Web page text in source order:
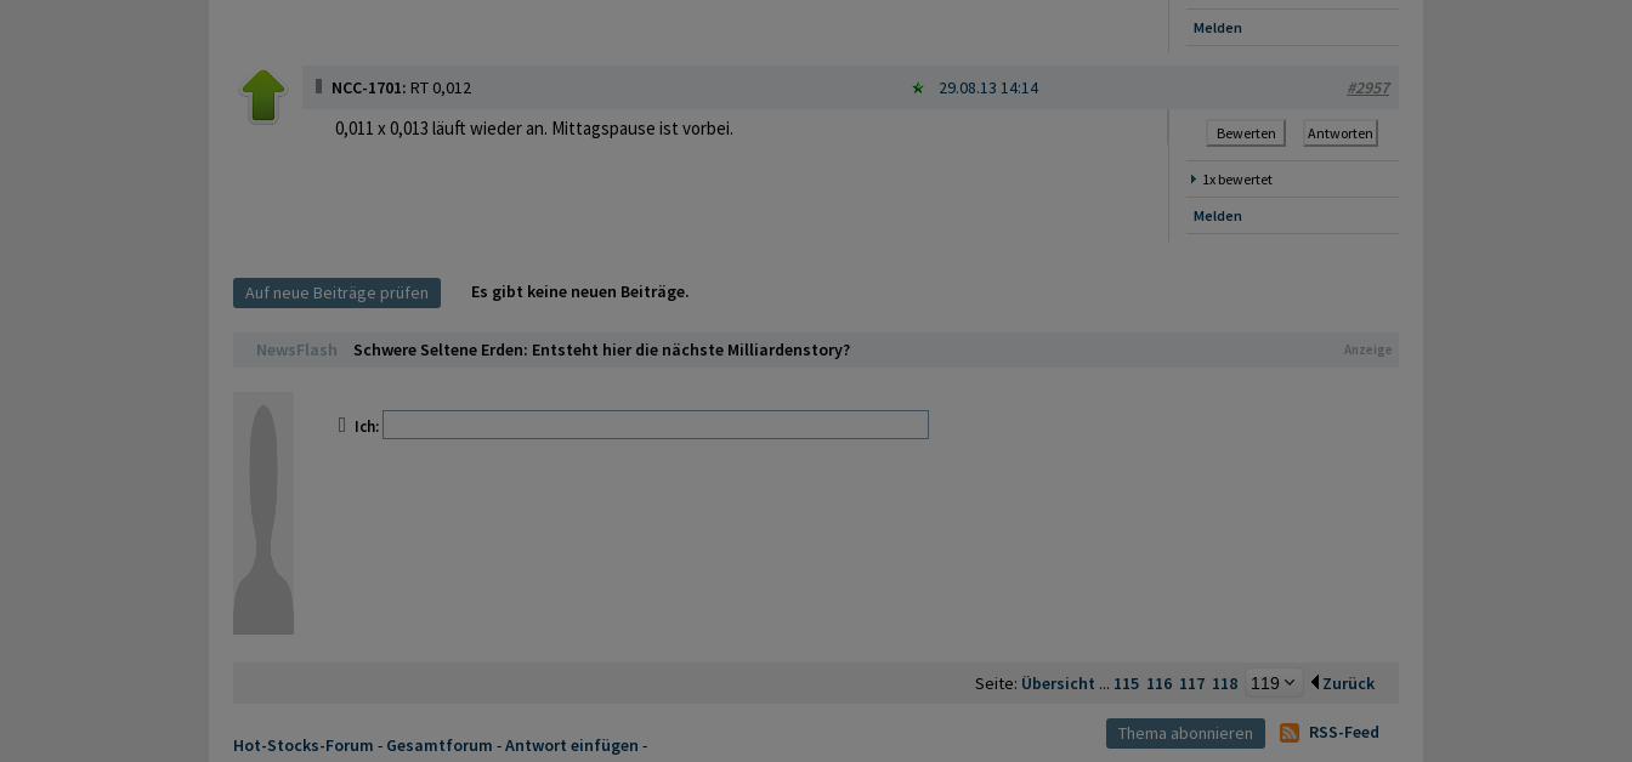
Melden
NCC-1701: RT 0,012 29.08.13 14:14 #2957
0,011 x 0,013 läuft wieder an. Mittagspause ist vorbei. Bewerten Antworten
1x bewertet
Melden
Auf neue Beiträge prüfen Es gibt keine neuen Beiträge.
NewsFlash Schwere Seltene Erden: Entsteht hier die nächste Milliardenstory? Anzeige
Ich:
Seite: Übersicht ... 115 116 117 118 Zurück
Hot-Stocks-Forum - Gesamtforum -Antwort einfügen -
RSS-Feed